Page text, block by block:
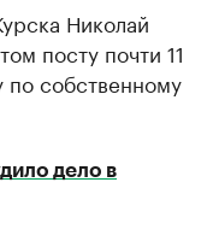
Николай
посту почти 11
по собственному
дело в